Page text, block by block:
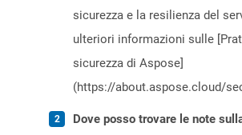
sicurezza e la resilienza del
ulteriori informazioni sulle
sicurezza di Aspose]
(https://about.aspose.cloud/
Dove posso trovare le note